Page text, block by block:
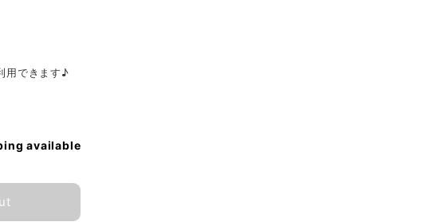
用できます♪
available